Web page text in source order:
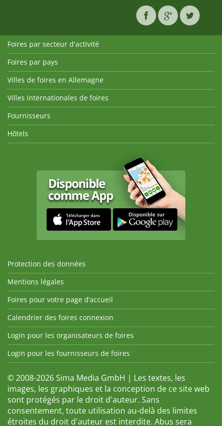
Foires par secteur d'activité
Foires par pays
Villes de foires en Allemagne
Villes internationales de foires
Fournisseurs
Hôtels
Protection des données
Mentions légales
Foires pour votre page d’accueil
Calendrier des foires connexion
Login pour les organisateurs de foires
Login pour les fournisseurs de foires
© 2008-2026 Sima Media GmbH | Les textes, les
images, les graphiques et la conception de ce site web
sont protégés par le droit d'auteur. Sans
consentement, toute utilisation au-delà des limites
étroites du droit d'auteur est interdite. Abus sera